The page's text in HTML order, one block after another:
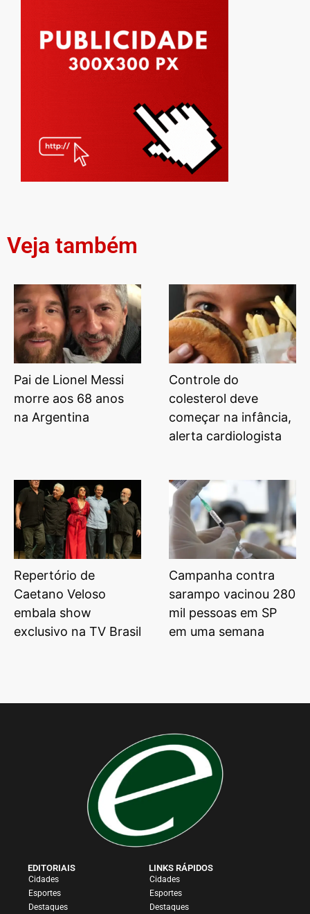
Veja também
Pai de Lionel Messi
morre aos 68 anos
na Argentina
Controle do
colesterol deve
começar na infância,
alerta cardiologista
Repertório de
Caetano Veloso
embala show
exclusivo na TV Brasil
Campanha contra
sarampo vacinou 280
mil pessoas em SP
em uma semana
EDITORIAIS
Cidades
Esportes
Destaques
LINKS RÁPIDOS
Cidades
Esportes
Destaques